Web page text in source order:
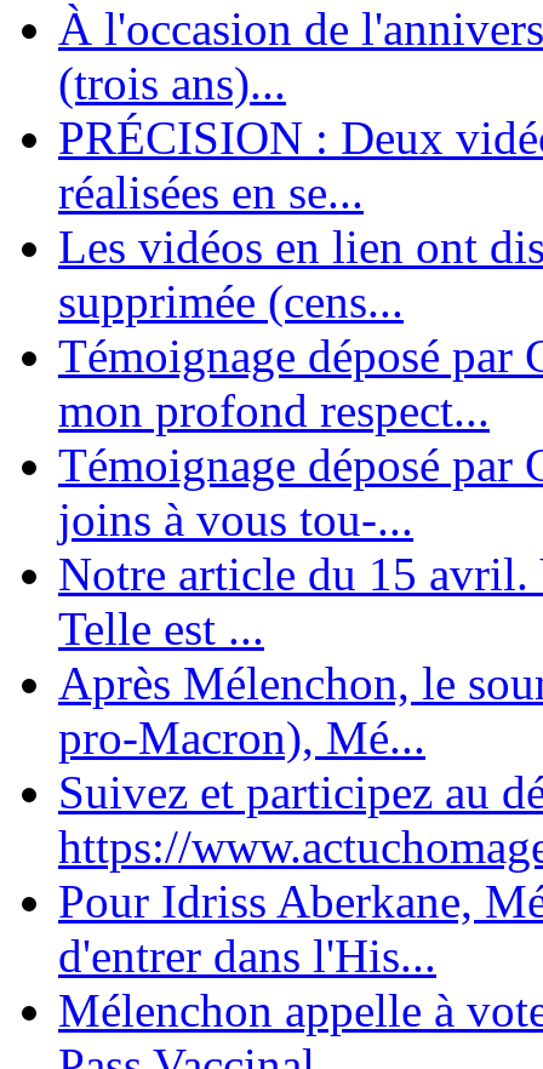
En 2004, une dizaine de personnes contribuèrent au lancement de
dernières années. L'aventure se pou...
À l'occasion de
(trois ans)...
PRÉCISION : Deux
réalisées en se...
Les vidéos en lien ont
supprimée (cens...
Témoignage déposé par
mon profond respect...
Témoignage déposé par
joins à vous tou-...
Notre article du 15 avril.
Telle est ...
Après Mélenchon, le
pro-Macron), Mé...
Suivez et participez au
https://
Pour Idriss Aberkane,
d'entrer dans l'His...
Mélenchon appelle à